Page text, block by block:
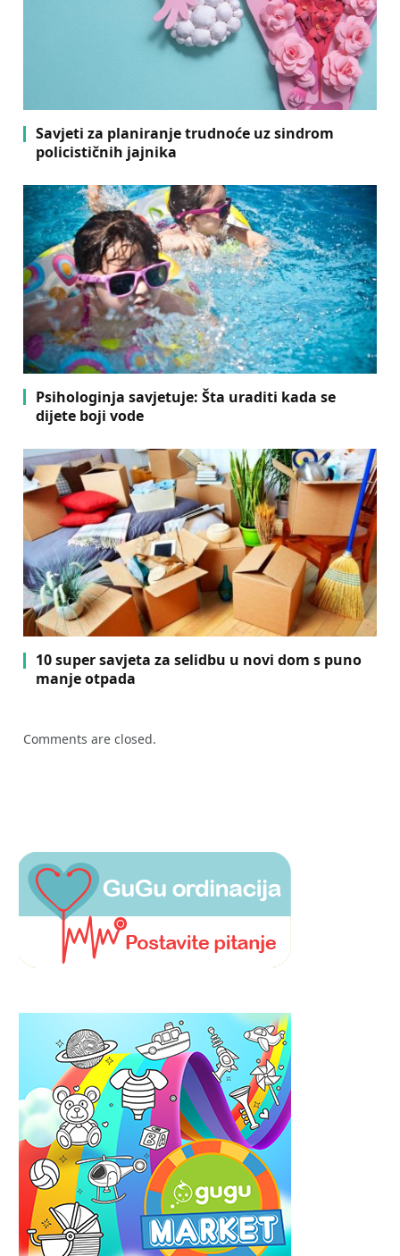
Savjeti za planiranje trudnoće uz sindrom
policističnih jajnika
Psihologinja savjetuje: Šta uraditi kada se
dijete boji vode
10 super savjeta za selidbu u novi dom s puno
manje otpada
Comments are closed.